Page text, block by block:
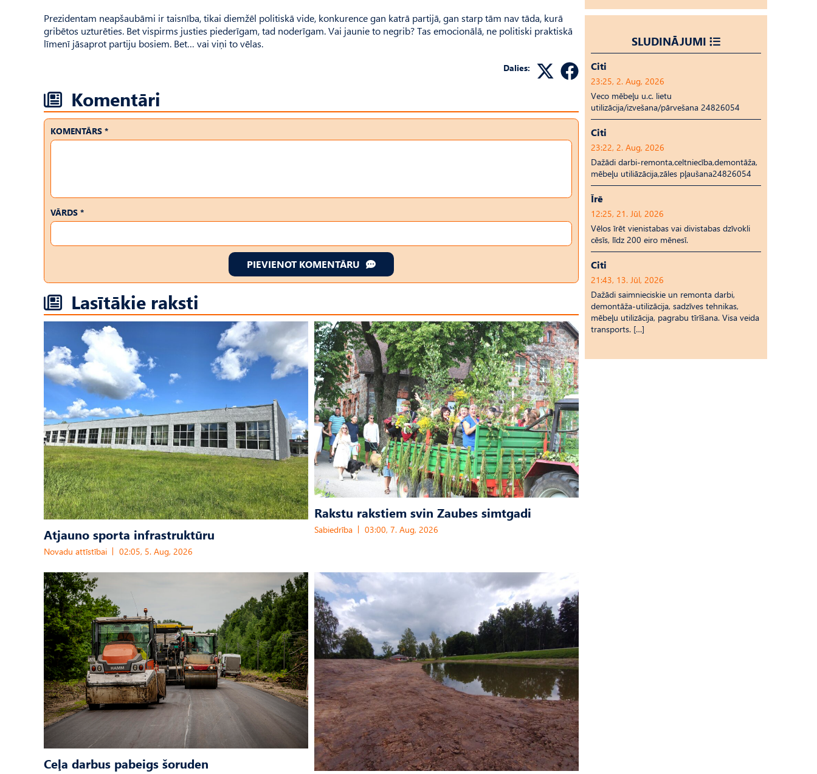
Prezidentam neapšaubāmi ir taisnība, tikai diemžēl politiskā vide, konkurence gan katrā partijā, gan starp tām nav tāda, kurā
gribētos uzturēties. Bet vispirms justies piederīgam, tad noderīgam. Vai jaunie to negrib? Tas emocionālā, ne politiski praktiskā
līmenī jāsaprot partiju bosiem. Bet… vai viņi to vēlas.
Dalies:
Komentāri
KOMENTĀRS *
VĀRDS *
PIEVIENOT KOMENTĀRU
Lasītākie raksti
Atjauno sporta infrastruktūru
Novadu attīstībai 02:05, 5. Aug, 2026
Rakstu rakstiem svin Zaubes simtgadi
Sabiedrība 03:00, 7. Aug, 2026
Ceļa darbus pabeigs šoruden
SLUDINĀJUMI
Citi
23:25, 2. Aug, 2026
Veco mēbeļu u.c. lietu
utilizācija/izvešana/pārvešana 24826054
Citi
23:22, 2. Aug, 2026
Dažādi darbi-remonta,celtniecība,demontāža,
mēbeļu utiliāzācija,zāles pļaušana24826054
Īrē
12:25, 21. Jūl, 2026
Vēlos īrēt vienistabas vai divistabas dzīvokli
cēsīs, līdz 200 eiro mēnesī.
Citi
21:43, 13. Jūl, 2026
Dažādi saimnieciskie un remonta darbi,
demontāža-utilizācija, sadzīves tehnikas,
mēbeļu utilizācija, pagrabu tīrīšana. Visa veida
transports. […]